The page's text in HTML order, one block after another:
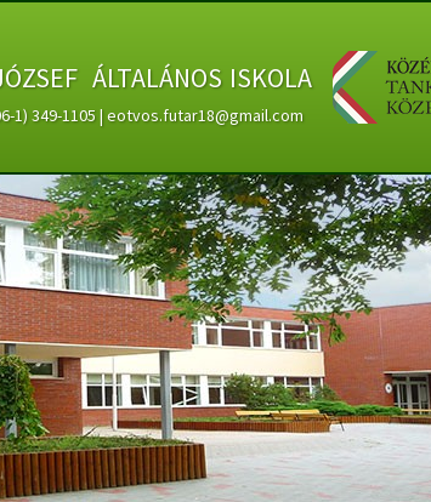
általános iskola
1) 349-1105 | eotvos.futar18@gmail.com